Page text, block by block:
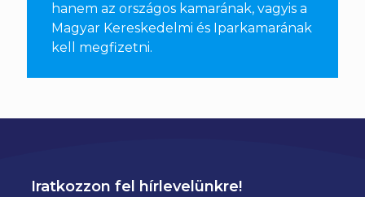
hanem az országos kamarának, vagyis a
Magyar Kereskedelmi és Iparkamarának
kell megfizetni.
Iratkozzon fel hírlevelünkre!